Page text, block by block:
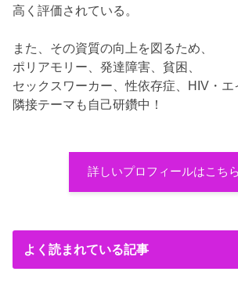
高く評価されている。
また、その資質の向上を図るため、
ポリアモリー、発達障害、貧困、
セックスワーカー、性依存症、HIV・エ
隣接テーマも自己研鑽中！
詳しいプロフィールはこち
よく読まれている記事